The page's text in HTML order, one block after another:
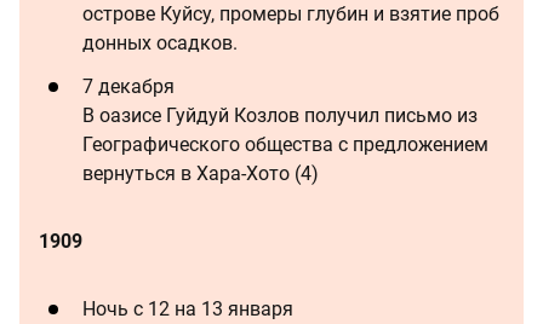
острове Куйсу, промеры глубин и взятие проб
донных осадков.
7 декабря
В оазисе Гуйдуй Козлов получил письмо из
Географического общества с предложением
вернуться в Хара-Хото (4)
1909
Ночь с 12 на 13 января